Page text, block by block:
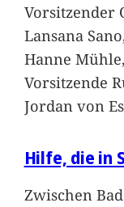
Vorsitzender
Lansana
Hanne
Vorsitzende
Jordan von
Hilfe, die in
Zwischen